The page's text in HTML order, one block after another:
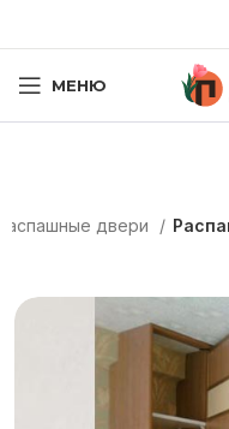
МЕНЮ
двери